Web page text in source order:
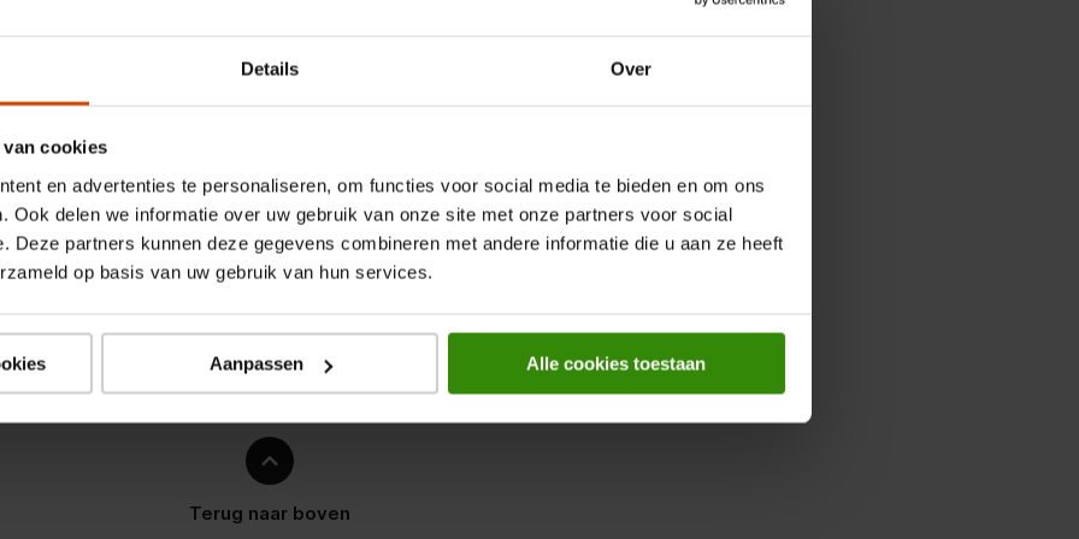
Details Over
cookies
en advertenties te personaliseren, om functies voor social media te bieden en om ons
Ook delen we informatie over uw gebruik van onze site met onze partners voor social
Deze partners kunnen deze gegevens combineren met andere informatie die u aan ze heeft
op basis van uw gebruik van hun services.
Aanpassen Alle cookies toestaan
Terug naar boven